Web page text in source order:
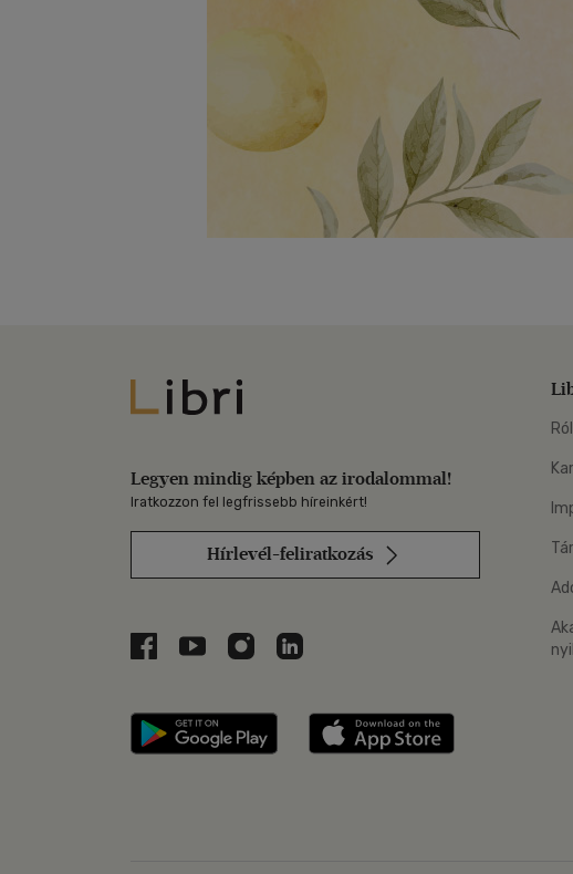
Libri
Legyen mindig képben az irodalommal!
Iratkozzon fel legfrissebb híreinkért!
Hírlevél-feliratkozás
Libri a Facebookon
Libri a Youtube-on
Libri az Instagramon
Libri a LinkedInen
Libri applikáció Szerezd meg: